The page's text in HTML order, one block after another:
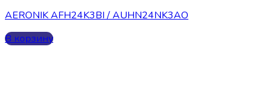
AERONIK AFH24K3BI / AUHN24NK3AO
В корзину